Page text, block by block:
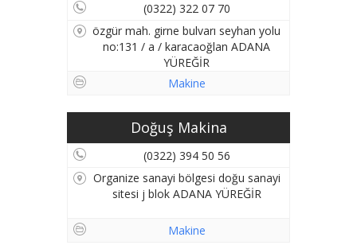
(0322) 322 07 70
özgür mah. girne bulvarı seyhan yolu
no:131 / a / karacaoğlan ADANA
YÜREĞİR
Makine
Doğuş Makina
(0322) 394 50 56
Organize sanayi bölgesi doğu sanayi
sitesi j blok ADANA YÜREĞİR
Makine